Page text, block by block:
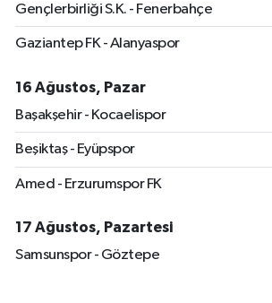
Gençlerbirliği S.K. - Fenerbahçe
Gaziantep FK - Alanyaspor
16 Ağustos, Pazar
Başakşehir - Kocaelispor
Beşiktaş - Eyüpspor
Amed - Erzurumspor FK
17 Ağustos, Pazartesi
Samsunspor - Göztepe